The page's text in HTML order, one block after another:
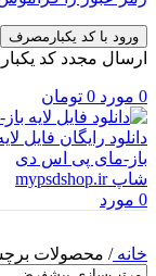
ورود با کد یکبارمصرف
ارسال مجدد کد
0 مورد 0 تومان
0 مورد
خانه/ محصولات